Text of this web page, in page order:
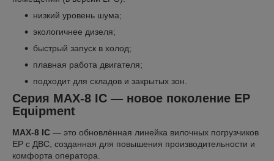
низкий уровень шума;
экологичнее дизеля;
быстрый запуск в холод;
плавная работа двигателя;
подходит для складов и закрытых зон.
Серия MAX-8 IC — новое поколение EP
Equipment
MAX-8 IC — это обновлённая линейка вилочных погрузчиков
EP с ДВС, созданная для повышения производительности и
комфорта оператора.